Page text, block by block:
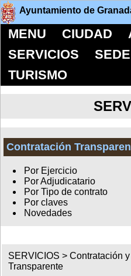
Ayuntamiento de
MENU CIUDAD
SERVICIOS
TURISMO
Contratación
Por Ejercicio
Por Adjudicatario
Por Tipo de contrato
Por claves
Novedades
SERVICIOS >Contratación
Transparente